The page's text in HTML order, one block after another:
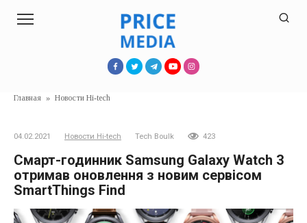
Главная » Новости Hi-tech
04.02.2021 Новости Hi-tech Tech Boulk 423
Смарт-годинник Samsung Galaxy Watch 3
отримав оновлення з новим сервісом
SmartThings Find